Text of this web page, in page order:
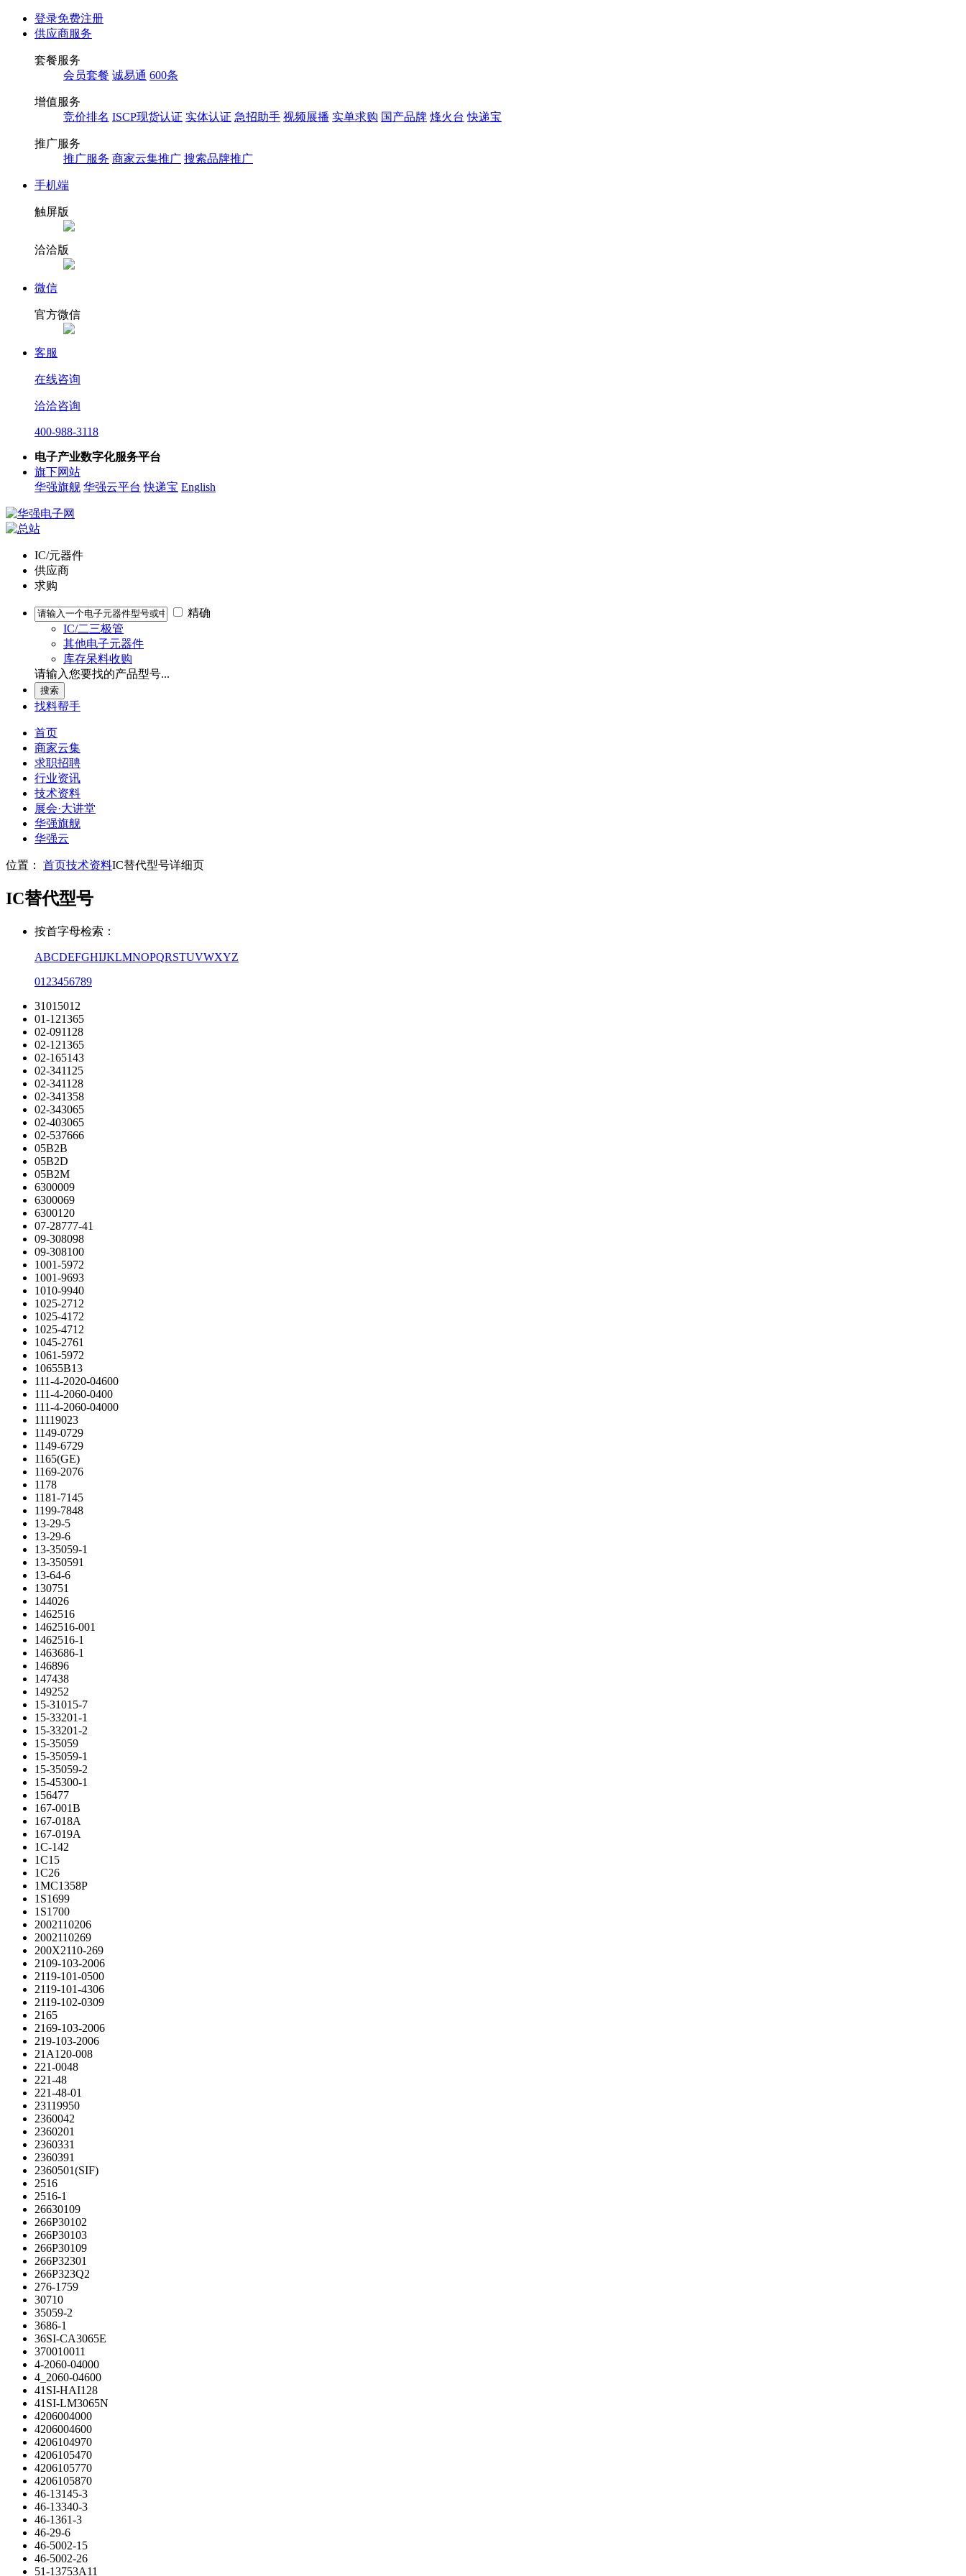
登录免费注册
供应商服务
套餐服务
会员套餐 诚易通 600条
增值服务
竞价排名 ISCP现货认证 实体认证 急招助手 视频展播 实单求购 国产品牌 烽火台 快递宝
推广服务
推广服务 商家云集推广 搜索品牌推广
手机端
触屏版
洽洽版
微信
官方微信
客服
在线咨询
洽洽咨询
400-988-3118
电子产业数字化服务平台
旗下网站
华强旗舰 华强云平台 快递宝 English
IC/元器件
供应商
求购
精确
IC/二三极管
其他电子元器件
库存呆料收购
请输入您要找的产品型号...
找料帮手
首页
商家云集
求职招聘
行业资讯
技术资料
展会·大讲堂
华强旗舰
华强云
位置： 首页技术资料IC替代型号详细页
IC替代型号
按首字母检索：
ABCDEFGHIJKLMNOPQRSTUVWXYZ
01 23456789
31015012
01-121365
02-091128
02-121365
02-165143
02-341125
02-341128
02-341358
02-343065
02-403065
02-537666
05B2B
05B2D
05B2M
6300009
6300069
6300120
07-28777-41
09-308098
09-308100
1001-5972
1001-9693
1010-9940
1025-2712
1025-4172
1025-4712
1045-2761
1061-5972
10655B13
111-4-2020-04600
111-4-2060-0400
111-4-2060-04000
11119023
1149-0729
1149-6729
1165(GE)
1169-2076
1178
1181-7145
1199-7848
13-29-5
13-29-6
13-35059-1
13-350591
13-64-6
130751
144026
1462516
1462516-001
1462516-1
1463686-1
146896
147438
149252
15-31015-7
15-33201-1
15-33201-2
15-35059
15-35059-1
15-35059-2
15-45300-1
156477
167-001B
167-018A
167-019A
1C-142
1C15
1C26
1MC1358P
1S1699
1S1700
2002110206
2002110269
200X2110-269
2109-103-2006
2119-101-0500
2119-101-4306
2119-102-0309
2165
2169-103-2006
219-103-2006
21A120-008
221-0048
221-48
221-48-01
23119950
2360042
2360201
2360331
2360391
2360501(SIF)
2516
2516-1
26630109
266P30102
266P30103
266P30109
266P32301
266P323Q2
276-1759
30710
35059-2
3686-1
36SI-CA3065E
370010011
4-2060-04000
4_2060-04600
41SI-HAI128
41SI-LM3065N
4206004000
4206004600
4206104970
4206105470
4206105770
4206105870
46-13145-3
46-13340-3
46-1361-3
46-29-6
46-5002-15
46-5002-26
51-13753A11